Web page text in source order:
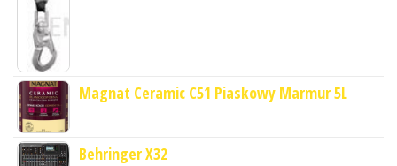
Magnat Ceramic C51 Piaskowy Marmur 5L
Behringer X32